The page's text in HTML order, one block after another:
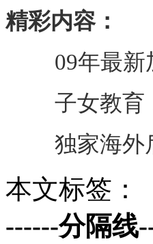
精彩内容：
09年最新
子女教育
独家海外
本文标签：
------分隔线